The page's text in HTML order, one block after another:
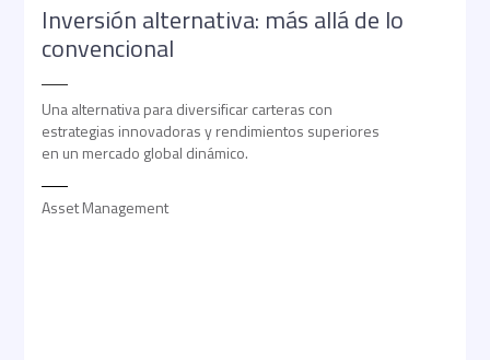
Inversión alternativa: más allá de lo
convencional
Una alternativa para diversificar carteras con
estrategias innovadoras y rendimientos superiores
en un mercado global dinámico.
Asset Management